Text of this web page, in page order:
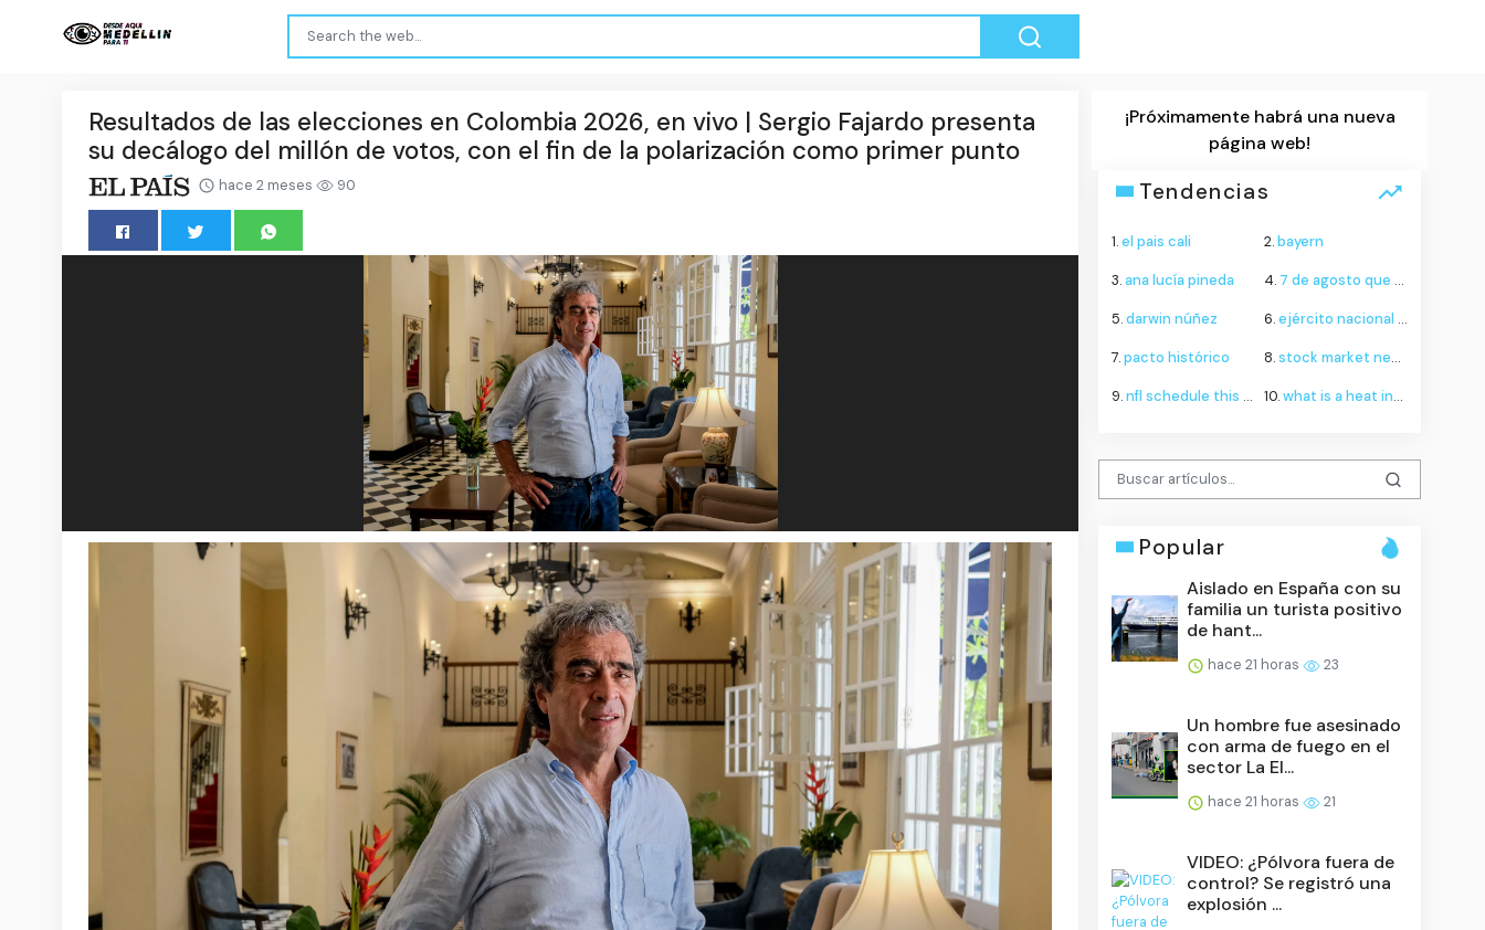
Resultados de las elecciones en Colombia 2026, en vivo | Sergio Fajardo presenta
su decálogo del millón de votos, con el fin de la polarización como primer punto
hace 2 meses 90
¡Próximamente habrá una nueva
página web!
Tendencias
1.el pais cali 2.bayern
3.ana lucía pineda 4. 7 de agosto que se celebra
5.darwin núñez 6.ejército nacional de colombia
7.pacto histórico 8.stock market news today
9.nfl schedule this week 10.what is a heat index
Popular
Aislado en España con su
familia un turista positivo
de hant...
hace 21 horas 23
Un hombre fue asesinado
con arma de fuego en el
sector La El...
hace 21 horas 21
VIDEO: ¿Pólvora fuera de
control? Se registró una
explosión ...